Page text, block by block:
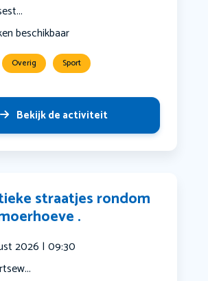
beschikbaar
Overig Sport
Bekijk de activiteit
straatjes rondom
.
2026 | 09:30